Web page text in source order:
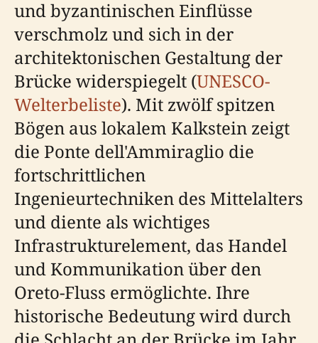
und byzantinischen Einflüsse
verschmolz und sich in der
architektonischen Gestaltung der
Brücke widerspiegelt (UNESCO-
Welterbeliste). Mit zwölf spitzen
Bögen aus lokalem Kalkstein zeigt
die Ponte dell'Ammiraglio die
fortschrittlichen
Ingenieurtechniken des Mittelalters
und diente als wichtiges
Infrastrukturelement, das Handel
und Kommunikation über den
Oreto-Fluss ermöglichte. Ihre
historische Bedeutung wird durch